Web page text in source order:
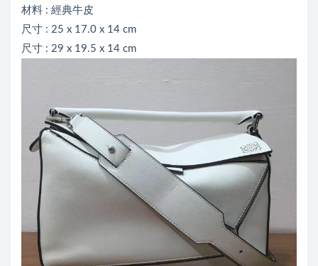
材料 : 經典牛皮
尺寸 : 25 x 17.0 x 14 cm
尺寸 : 29 x 19.5 x 14 cm